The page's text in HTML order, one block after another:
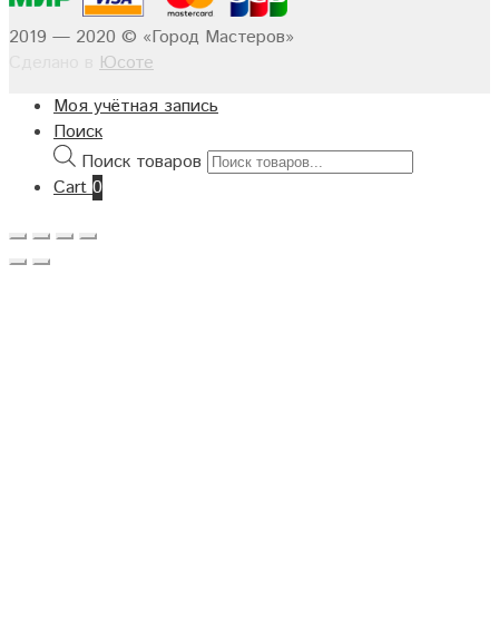
2019 — 2020 © «Город Мастеров»
Юсоте
Моя учётная запись
Поиск
Поиск товаров
Cart0